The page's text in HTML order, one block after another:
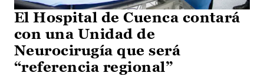
El Hospital de Cuenca contará
con una Unidad de
Neurocirugía que será
“referencia regional”